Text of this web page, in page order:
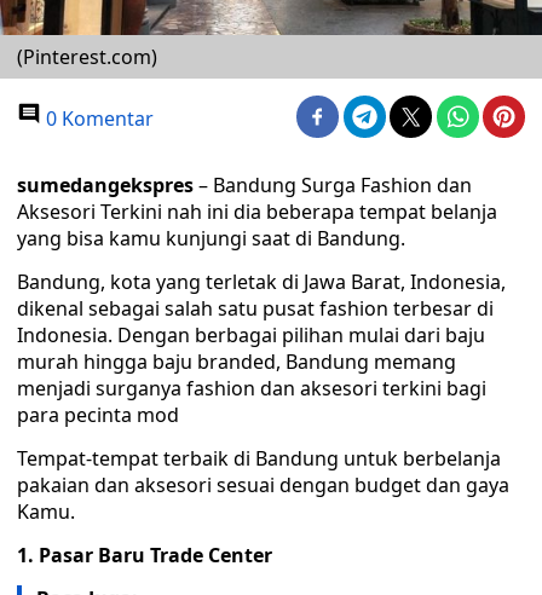
(Pinterest.com)
0 Komentar
sumedangekspres– Bandung Surga Fashion dan
Aksesori Terkini nah ini dia beberapa tempat belanja
yang bisa kamu kunjungi saat di Bandung.
Bandung, kota yang terletak di Jawa Barat, Indonesia,
dikenal sebagai salah satu pusat fashion terbesar di
Indonesia. Dengan berbagai pilihan mulai dari baju
murah hingga baju branded, Bandung memang
menjadi surganya fashion dan aksesori terkini bagi
para pecinta mod
Tempat-tempat terbaik di Bandung untuk berbelanja
pakaian dan aksesori sesuai dengan budget dan gaya
Kamu.
1. Pasar Baru Trade Center